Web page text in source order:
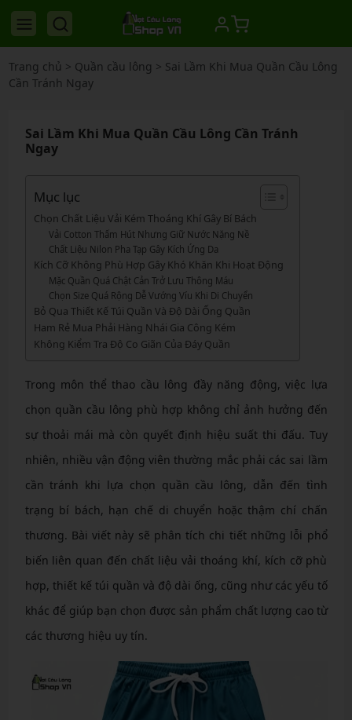
Trang chủ > Quần cầu lông > Sai Lầm Khi Mua Quần Cầu Lông
Cần Tránh Ngay
Sai Lầm Khi Mua Quần Cầu Lông Cần Tránh
Ngay
Mục lục
Chọn Chất Liệu Vải Kém Thoáng Khí Gây Bí Bách
Vải Cotton Thấm Hút Nhưng Giữ Nước Nặng Nề
Chất Liệu Nilon Pha Tạp Gây Kích Ứng Da
Kích Cỡ Không Phù Hợp Gây Khó Khăn Khi Hoạt Động
Mặc Quần Quá Chật Cản Trở Lưu Thông Máu
Chọn Size Quá Rộng Dễ Vướng Víu Khi Di Chuyển
Bỏ Qua Thiết Kế Túi Quần Và Độ Dài Ống Quần
Ham Rẻ Mua Phải Hàng Nhái Gia Công Kém
Không Kiểm Tra Độ Co Giãn Của Đáy Quần
Trong môn thể thao cầu lông đầy năng động, việc lựa
chọn quần cầu lông phù hợp không chỉ ảnh hưởng đến
sự thoải mái mà còn quyết định hiệu suất thi đấu. Tuy
nhiên, nhiều vận động viên thường mắc phải các sai lầm
cần tránh khi lựa chọn quần cầu lông, dẫn đến tình
trạng bí bách, hạn chế di chuyển hoặc thậm chí chấn
thương. Bài viết này sẽ phân tích chi tiết những lỗi phổ
biến liên quan đến chất liệu vải thoáng khí, kích cỡ phù
hợp, thiết kế túi quần và độ dài ống, cũng như các yếu tố
khác để giúp bạn chọn được sản phẩm chất lượng cao từ
các thương hiệu uy tín.